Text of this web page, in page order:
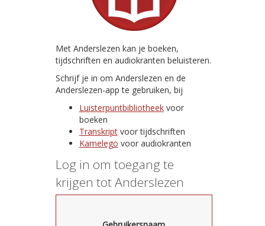
Met Anderslezen kan je boeken,
tijdschriften en audiokranten beluisteren.
Schrijf je in om Anderslezen en de
Anderslezen-app te gebruiken, bij
Luisterpuntbibliotheekvoor
boeken
Transkriptvoor tijdschriften
Kamelego voor audiokranten
Log in om toegang te
krijgen tot Anderslezen